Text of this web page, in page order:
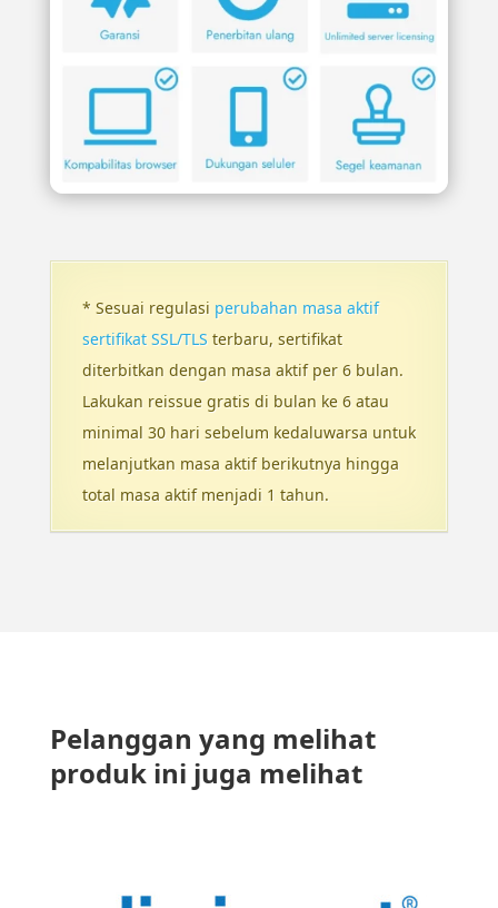
* Sesuai regulasi perubahan masa aktif
sertifikat SSL/TLSterbaru, sertifikat
diterbitkan dengan masa aktif per 6 bulan.
Lakukan reissue gratis di bulan ke 6 atau
minimal 30 hari sebelum kedaluwarsa untuk
melanjutkan masa aktif berikutnya hingga
total masa aktif menjadi 1 tahun.
Pelanggan yang melihat
produk ini juga melihat